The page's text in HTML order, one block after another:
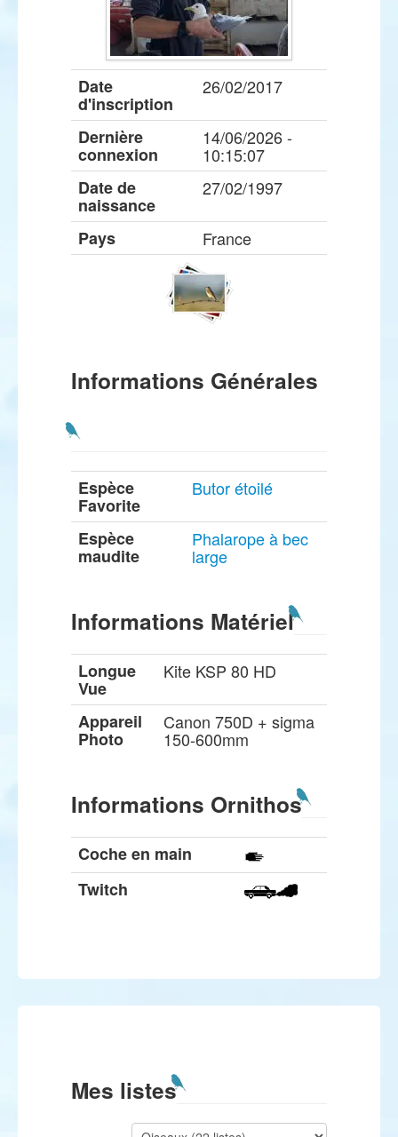
Date
d'inscription
26/02/2017
Dernière
connexion
14/06/2026 -
10:15:07
Date de
naissance
27/02/1997
Pays France
Informations Générales
Espèce
Favorite
Butor étoilé
Espèce
maudite
Phalarope à bec
large
Informations Matériel
Longue
Vue
Kite KSP 80 HD
Appareil
Photo
Canon 750D + sigma
150-600mm
Informations Ornithos
Coche en main
Twitch
Mes listes